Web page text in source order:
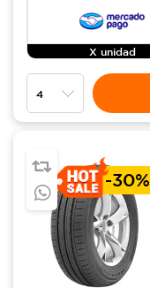
X unidad
-30%